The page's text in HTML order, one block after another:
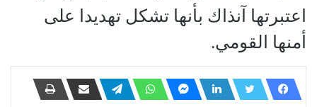
اعتبرتها آنذاك بأنها تشكل تهديدا على
أمنها القومي.